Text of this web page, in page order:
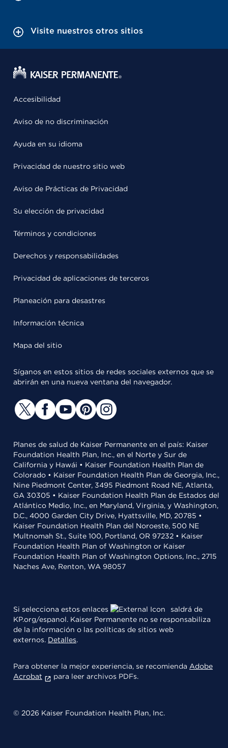
Visite nuestros otros sitios
Accesibilidad
Aviso de no discriminación
Ayuda en su idioma
Privacidad de nuestro sitio web
Aviso de Prácticas de Privacidad
Su elección de privacidad
Términos y condiciones
Derechos y responsabilidades
Privacidad de aplicaciones de terceros
Planeación para desastres
Información técnica
Mapa del sitio
Síganos en estos sitios de redes sociales externos que se
abrirán en una nueva ventana del navegador.
Planes de salud de Kaiser Permanente en el país: Kaiser
Foundation Health Plan, Inc., en el Norte y Sur de
California y Hawái • Kaiser Foundation Health Plan de
Colorado • Kaiser Foundation Health Plan de Georgia, Inc.,
Nine Piedmont Center, 3495 Piedmont Road NE, Atlanta,
GA 30305 • Kaiser Foundation Health Plan de Estados del
Atlántico Medio, Inc., en Maryland, Virginia, y Washington,
D.C., 4000 Garden City Drive, Hyattsville, MD, 20785 •
Kaiser Foundation Health Plan del Noroeste, 500 NE
Multnomah St., Suite 100, Portland, OR 97232 • Kaiser
Foundation Health Plan of Washington or Kaiser
Foundation Health Plan of Washington Options, Inc., 2715
Naches Ave, Renton, WA 98057
Si selecciona estos enlaces
saldrá de
KP.org/espanol. Kaiser Permanente no se responsabiliza
de la información o las políticas de sitios web
externos. Detalles.
Para obtener la mejor experiencia, se recomienda Adobe
Acrobat
para leer archivos PDFs.
© 2026 Kaiser Foundation Health Plan, Inc.